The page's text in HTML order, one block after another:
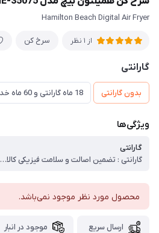
Hamilton Beach Digital Air Fryer
از 1 نظر سرخ کن
گارانتی
بدون گارانتی 18 ماه گارانتی و 60 ماه خدمات پس از فروش و ضمانت تعویض
ویژگی‌ها
گارانتی
گارانتی : تضمین اصالت و سلامت فیزیکی کالا (اورجینال)
محصول مورد نظر موجود نمی‌باشد.
ارسال سریع موجود در انبار